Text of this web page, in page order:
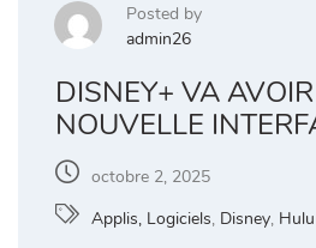
Posted by
admin26
DISNEY+ VA
NOUVELLE
octobre 2, 2025
Applis, Logiciels, Disney, Hulu